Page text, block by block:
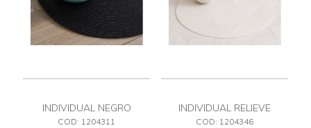
INDIVIDUAL NEGRO
COD: 1204311
INDIVIDUAL RELIEVE
BLANCO PVC
COD: 1204346